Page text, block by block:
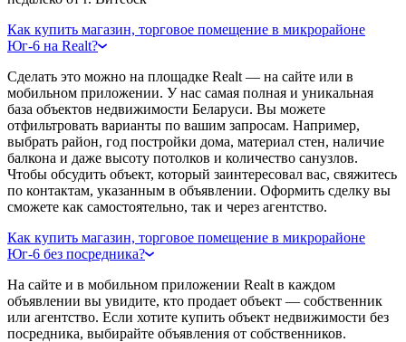
Как купить магазин, торговое помещение в микрорайоне
Юг-6 на Realt?
Сделать это можно на площадке Realt — на сайте или в
мобильном приложении. У нас самая полная и уникальная
база объектов недвижимости Беларуси. Вы можете
отфильтровать варианты по вашим запросам. Например,
выбрать район, год постройки дома, материал стен, наличие
балкона и даже высоту потолков и количество санузлов.
Чтобы обсудить объект, который заинтересовал вас, свяжитесь
по контактам, указанным в объявлении. Оформить сделку вы
сможете как самостоятельно, так и через агентство.
Как купить магазин, торговое помещение в микрорайоне
Юг-6 без посредника?
На сайте и в мобильном приложении Realt в каждом
объявлении вы увидите, кто продает объект — собственник
или агентство. Если хотите купить объект недвижимости без
посредника, выбирайте объявления от собственников.